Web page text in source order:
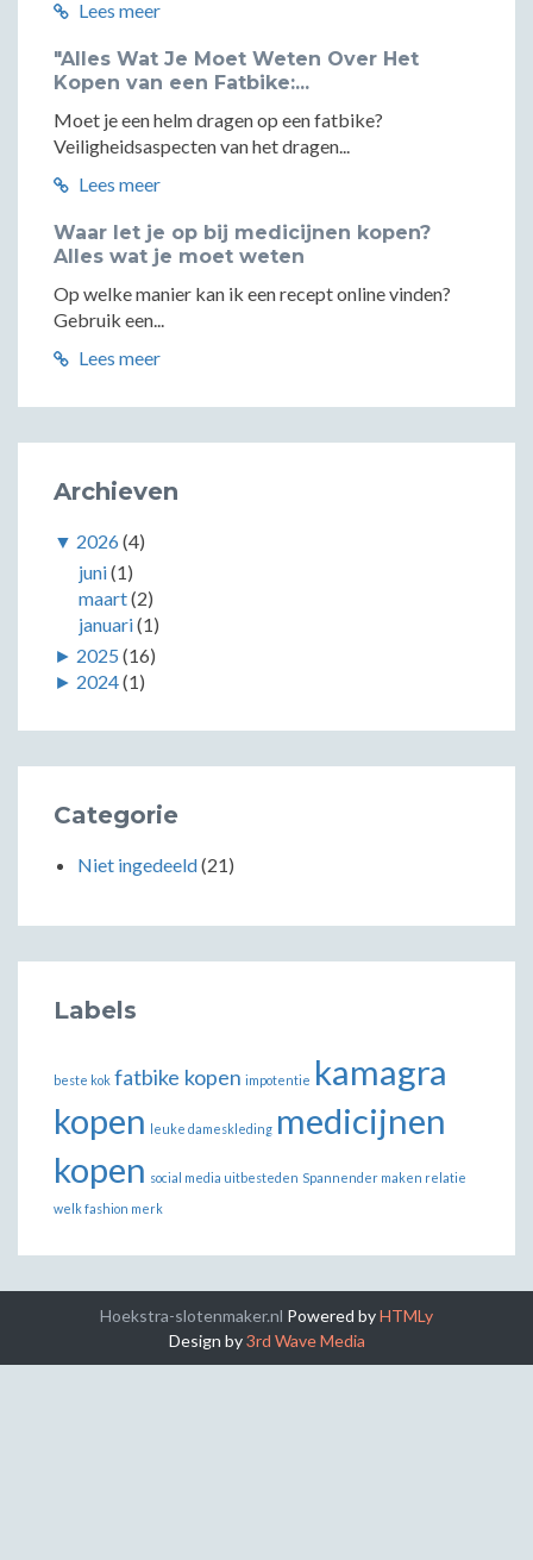
Lees meer
"Alles Wat Je Moet Weten Over Het
Kopen van een Fatbike:...
Moet je een helm dragen op een fatbike?
Veiligheidsaspecten van het dragen...
Lees meer
Waar let je op bij medicijnen kopen?
Alles wat je moet weten
Op welke manier kan ik een recept online vinden?
Gebruik een...
Lees meer
Archieven
▼ 2026(4)
juni(1)
maart(2)
januari(1)
► 2025 (16)
► 2024(1)
Categorie
Niet ingedeeld(21)
Labels
beste kok fatbike kopen impotentie kamagra
kopen leuke dameskleding medicijnen
kopen social media uitbesteden Spannender maken relatie
welk fashion merk
Hoekstra-slotenmaker.nl Powered byHTMLy
Design by3rd Wave Media